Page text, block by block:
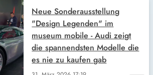
Neue Sonderausstellung
"Design Legenden" im
museum mobile - Audi zeigt
die spannendsten Modelle die
es nie zu kaufen gab